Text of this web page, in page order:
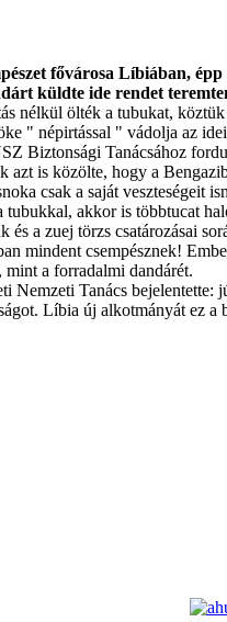
fővárosa Líbiában,
küldte ide rendet
nélkül ölték a tubukat,
" népirtással " vádolja az
Biztonsági Tanácsához
azt is közölte, hogy a
csak a saját veszteségeit
tubukkal, akkor is többtucat
és a zuej törzs csatározásai
mindent csempésznek!
mint a forradalmi dandárét.
Nemzeti Tanács bejelentette:
Líbia új alkotmányát ez